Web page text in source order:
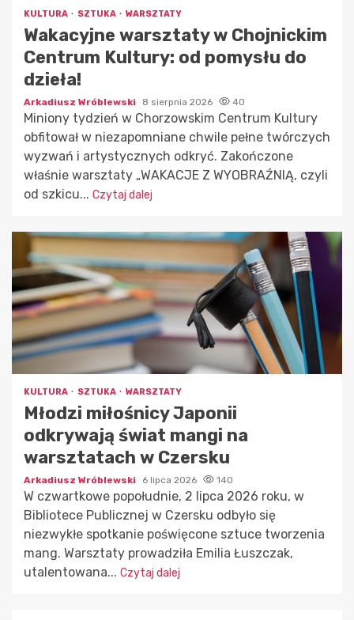
KULTURA SZTUKA WARSZTATY
Wakacyjne warsztaty w Chojnickim
Centrum Kultury: od pomysłu do
dzieła!
Arkadiusz Wróblewski 8 sierpnia 2026 40
Miniony tydzień w Chorzowskim Centrum Kultury
obfitował w niezapomniane chwile pełne twórczych
wyzwań i artystycznych odkryć. Zakończone
właśnie warsztaty „WAKACJE Z WYOBRAŹNIĄ, czyli
od szkicu... Czytaj dalej
KULTURA SZTUKA WARSZTATY
Młodzi miłośnicy Japonii
odkrywają świat mangi na
warsztatach w Czersku
Arkadiusz Wróblewski 6 lipca 2026 140
W czwartkowe popołudnie, 2 lipca 2026 roku, w
Bibliotece Publicznej w Czersku odbyło się
niezwykłe spotkanie poświęcone sztuce tworzenia
mang. Warsztaty prowadziła Emilia Łuszczak,
utalentowana... Czytaj dalej